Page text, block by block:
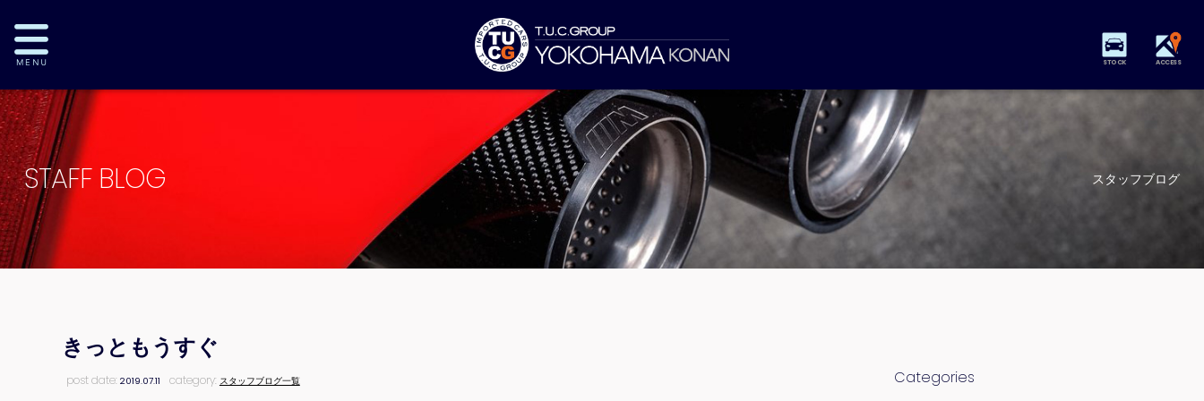
STOCK ACCESS
STAFF BLOG スタッフブログ
きっともうすぐ
post date:2019.07.11 category: スタッフブログ一覧 Categories